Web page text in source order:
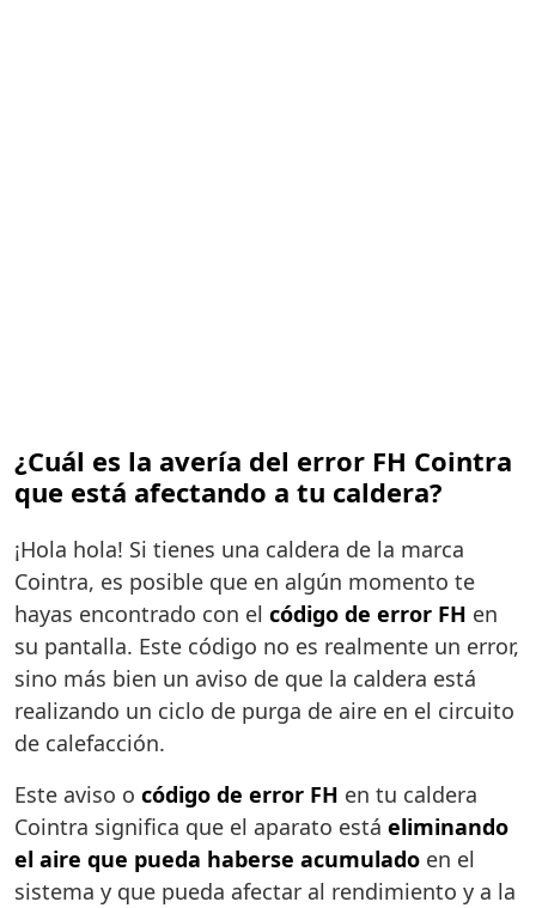
¿Cuál es la avería del error FH Cointra
que está afectando a tu caldera?
¡Hola hola! Si tienes una caldera de la marca
Cointra, es posible que en algún momento te
hayas encontrado con el código de error FH en
su pantalla. Este código no es realmente un error,
sino más bien un aviso de que la caldera está
realizando un ciclo de purga de aire en el circuito
de calefacción.
Este aviso o código de error FH en tu caldera
Cointra significa que el aparato está eliminando
el aire que pueda haberse acumulado en el
sistema y que pueda afectar al rendimiento y a la